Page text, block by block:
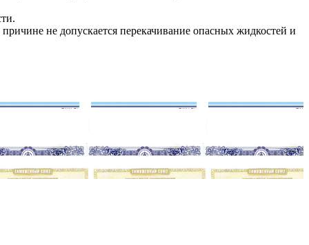
не допускается перекачивание опасных жидкостей и